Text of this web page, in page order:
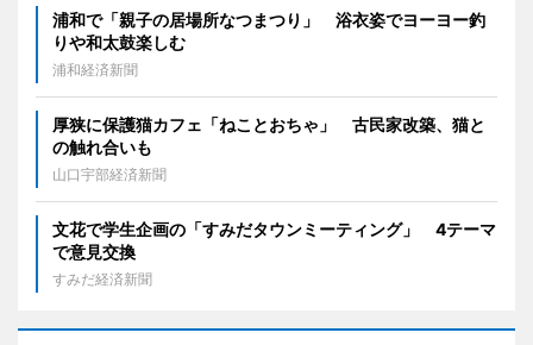
浦和で「親子の居場所なつまつり」 浴衣姿でヨーヨー釣
りや和太鼓楽しむ
浦和経済新聞
厚狭に保護猫カフェ「ねことおちゃ」 古民家改築、猫と
の触れ合いも
山口宇部経済新聞
文花で学生企画の「すみだタウンミーティング」 4テーマ
で意見交換
すみだ経済新聞